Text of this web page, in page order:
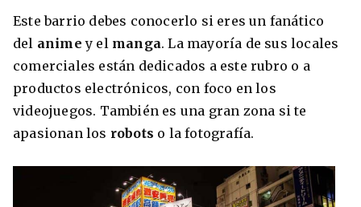
Este barrio debes conocerlo si eres un fanático
del animey el manga. La mayoría de sus locales
comerciales están dedicados a este rubro o a
productos electrónicos, con foco en los
videojuegos. También es una gran zona si te
apasionan los robots o la fotografía.